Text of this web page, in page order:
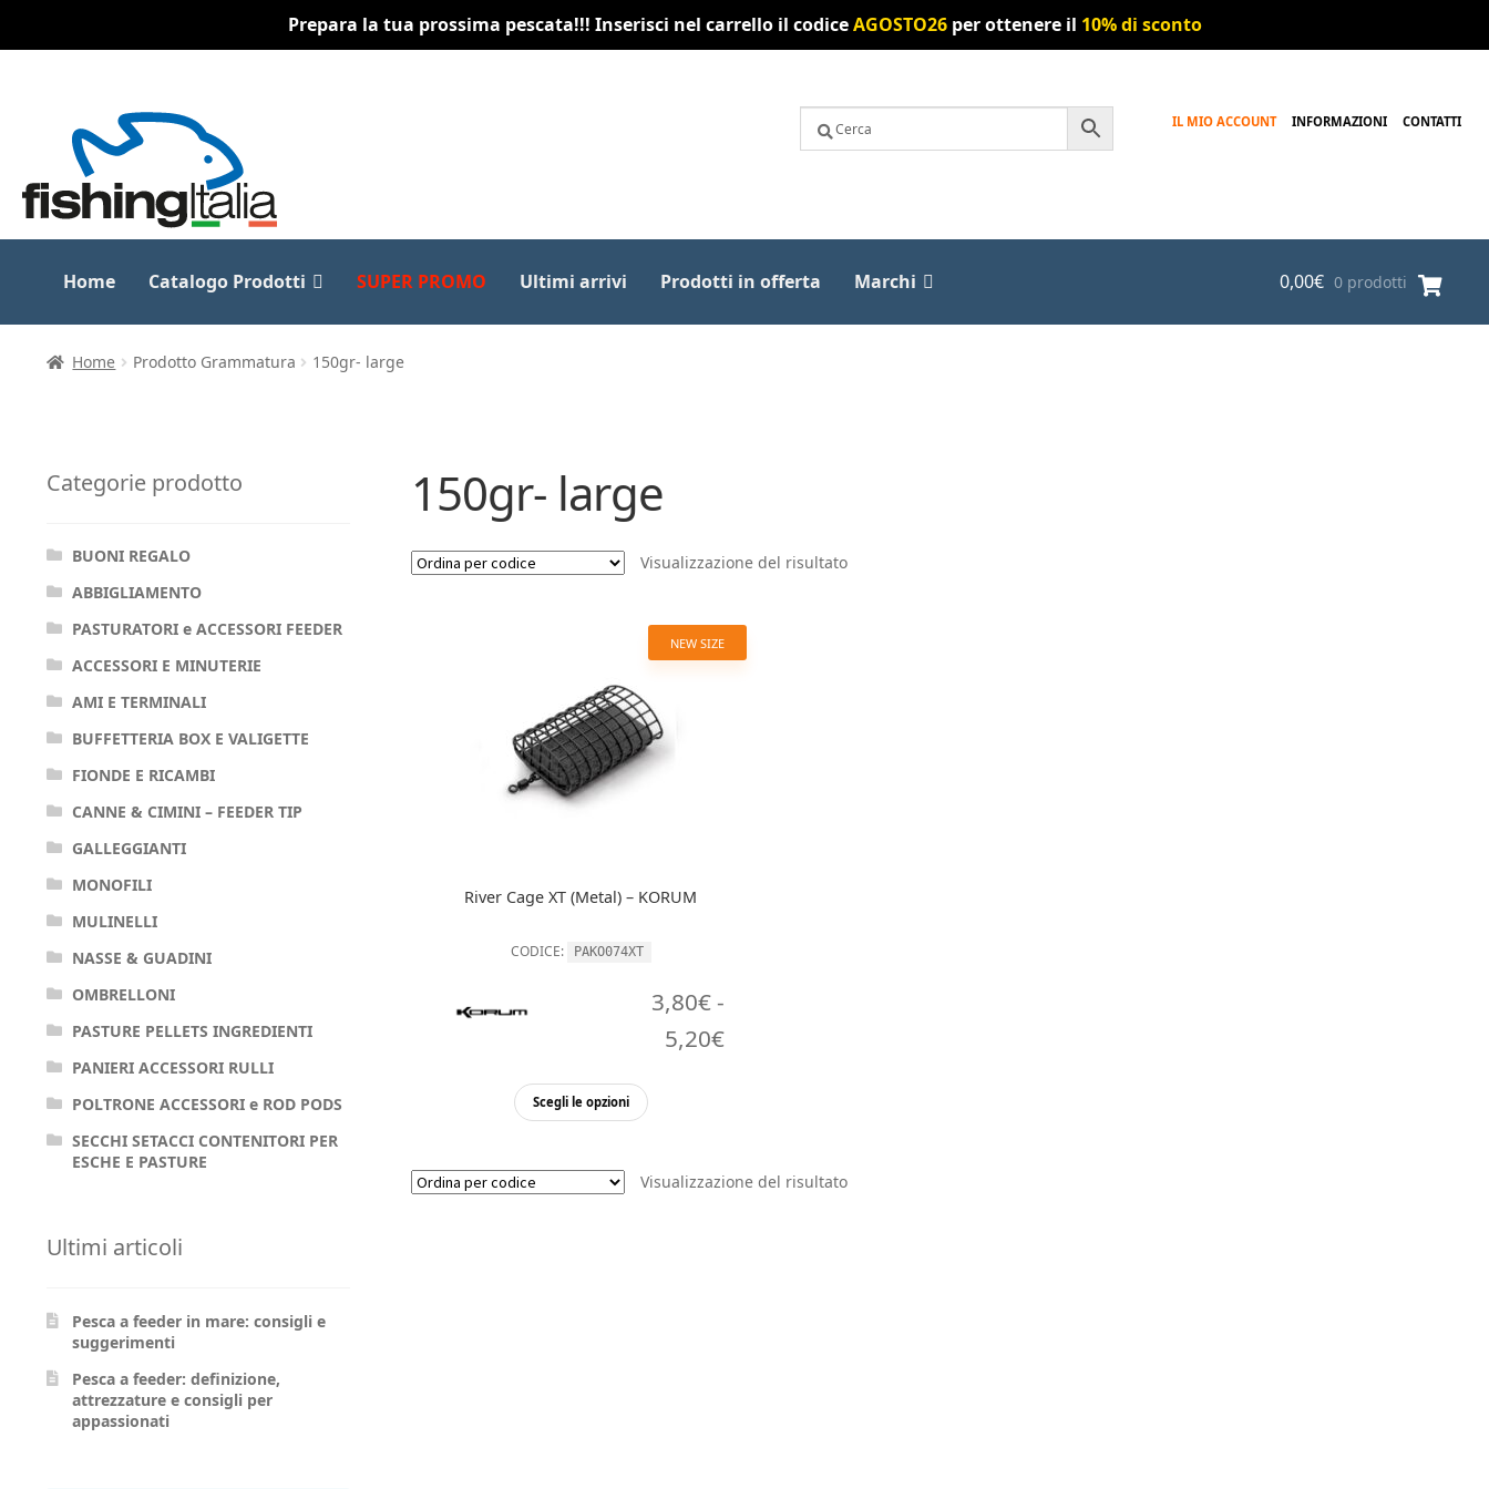
Prepara la tua prossima pescata!!! Inserisci nel carrello il codiceAGOSTO26per ottenere il 10% di sconto
navigazione
contenuto
IL MIO ACCOUNT INFORMAZIONI CONTATTI
Home Catalogo Prodotti SUPER PROMO Ultimi arrivi Prodotti in offerta Marchi 0,00€ 0 prodotti
Home Prodotto Grammatura 150gr- large
150gr- large
Visualizzazione del risultato
NEW SIZE
River Cage XT (Metal) – KORUM
CODICE: PAKO074XT
3,80€-
5,20€Fascia
3,80€
Scegli le opzioni
Questo
varianti.
Visualizzazione del risultato
Categorie prodotto
BUONI REGALO
ABBIGLIAMENTO
PASTURATORI e ACCESSORI FEEDER
ACCESSORI E MINUTERIE
AMI E TERMINALI
BUFFETTERIA BOX E VALIGETTE
FIONDE E RICAMBI
CANNE & CIMINI – FEEDER TIP
GALLEGGIANTI
MONOFILI
MULINELLI
NASSE & GUADINI
OMBRELLONI
PASTURE PELLETS INGREDIENTI
PANIERI ACCESSORI RULLI
POLTRONE ACCESSORI e ROD PODS
SECCHI SETACCI CONTENITORI PER
ESCHE E PASTURE
Ultimi articoli
Pesca a feeder in mare: consigli e
suggerimenti
Pesca a feeder: definizione,
attrezzature e consigli per
appassionati